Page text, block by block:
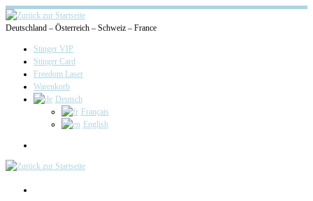
Deutschland – Österreich – Schweiz – France
Stinger VIP
Stinger Card
Freedom Laser
Warenkorb
Deutsch
Français
English